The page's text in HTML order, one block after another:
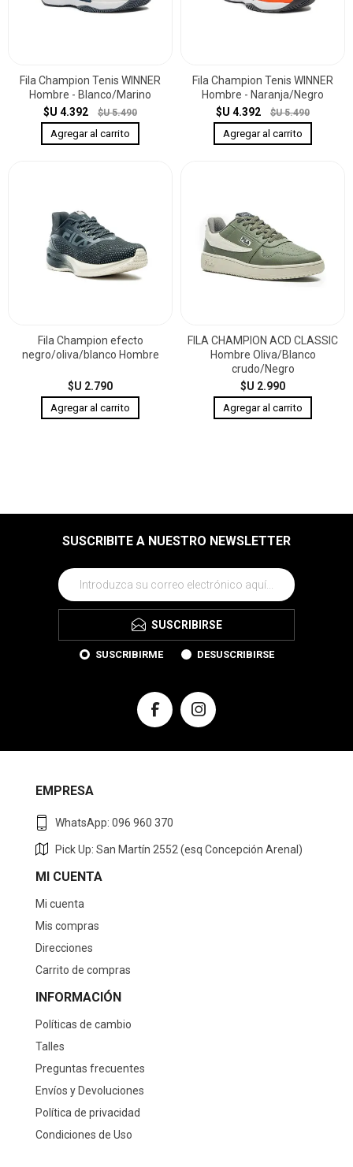
Fila Champion Tenis WINNER
Hombre - Blanco/Marino
$U 4.392
$U 5.490
Fila Champion Tenis WINNER
Hombre - Naranja/Negro
$U 4.392
$U 5.490
Fila Champion efecto
negro/oliva/blanco Hombre
$U 2.790
FILA CHAMPION ACD CLASSIC
Hombre Oliva/Blanco
crudo/Negro
$U 2.990
SUSCRIBITE A NUESTRO NEWSLETTER
SUSCRIBIRSE
SUSCRIBIRME DESUSCRIBIRSE
EMPRESA
WhatsApp: 096 960 370
Pick Up: San Martín 2552 (esq Concepción Arenal)
MI CUENTA
Mi cuenta
Mis compras
Direcciones
Carrito de compras
INFORMACIÓN
Políticas de cambio
Talles
Preguntas frecuentes
Envíos y Devoluciones
Política de privacidad
Condiciones de Uso